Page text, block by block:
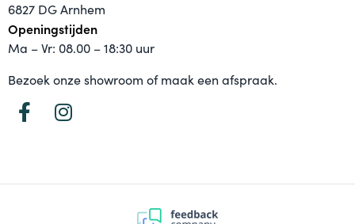
6827 DG Arnhem
Openingstijden
Ma – Vr: 08.00 – 18:30 uur
Bezoek onze showroom of maak een afspraak.